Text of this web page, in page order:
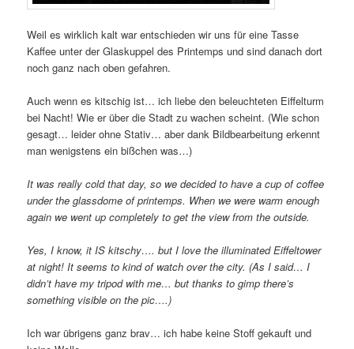
Weil es wirklich kalt war entschieden wir uns für eine Tasse
Kaffee unter der Glaskuppel des Printemps und sind danach dort
noch ganz nach oben gefahren.
Auch wenn es kitschig ist… ich liebe den beleuchteten Eiffelturm
bei Nacht! Wie er über die Stadt zu wachen scheint. (Wie schon
gesagt… leider ohne Stativ… aber dank Bildbearbeitung erkennt
man wenigstens ein bißchen was…)
It was really cold that day, so we decided to have a cup of coffee
under the glassdome of printemps. When we were warm enough
again we went up completely to get the view from the outside.
Yes, I know, it IS kitschy…. but I love the illuminated Eiffeltower
at night! It seems to kind of watch over the city. (As I said… I
didn’t have my tripod with me… but thanks to gimp there’s
something visible on the pic….)
Ich war übrigens ganz brav… ich habe keine Stoff gekauft und